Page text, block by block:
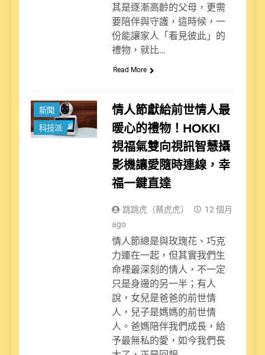
其是逐漸高齡的父母，更需
要陪伴與守護，這時候，一
份能讓家人「看見彼此」的
禮物，就比…
Read More
新聞
科技派
情人節獻給前世情人最
暖心的禮物！HOKKI
視福氣雙向視訊智慧攝
影機讓愛隨時連線，幸
福一鍵直達
跳跳虎（蔡虎虎）
12 個月
ago
情人節總是與玫瑰花、巧克
力連在一起，但其實我們生
命裡最深刻的情人，不一定
只是身邊的另一半；有人
說，女兒是爸爸的前世情
人，兒子是媽媽的前世情
人。爸媽陪伴我們成長，給
予最無私的愛，如今我們長